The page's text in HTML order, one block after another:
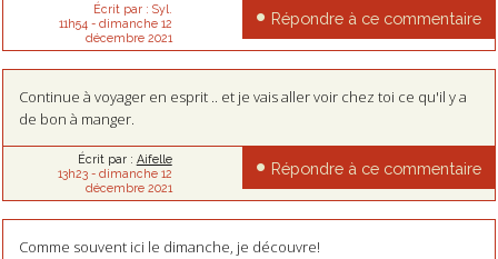
Écrit par : Syl.
11h54 - dimanche 12
décembre 2021
Répondre à ce commentaire
Continue à voyager en esprit .. et je vais aller voir chez toi ce qu'il y a
de bon à manger.
Écrit par : Aifelle
13h23- dimanche 12
décembre 2021
Répondre à ce commentaire
Comme souvent ici le dimanche, je découvre!